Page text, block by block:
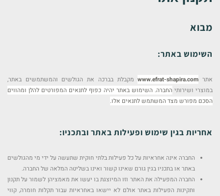
האפשרויות
מבוא
השימוש באתר:
אתר www.efrat-shapira.comמקבלת בברכה את הגולשים והמשתמשים באתר,
במוצרי ושירותי החברה. השימוש באתר יהיה כפוף לתנאים המפורטים להלן ומהווים
הסכם מפורש מצד המשתמש לתנאים אלו.
אחריות בגין שימוש ופעילות באתר ובתכניו:
החברה אינה אחראיות על כל פעילות בלתי חוקית שתעשה על ידי מי מהגולשים
באתר או בתכניו בגין גורם שאינו קשור ואינו בשליטה המלאה של החברה.
החברה המפעילה את האתר וזו המיוצגת בו יעשו את מאמציהן לשמור על תקנון
ותקינות הפעילות באתר אולם לא יישאו באחראיות עבור תקלות חומרה, קווי